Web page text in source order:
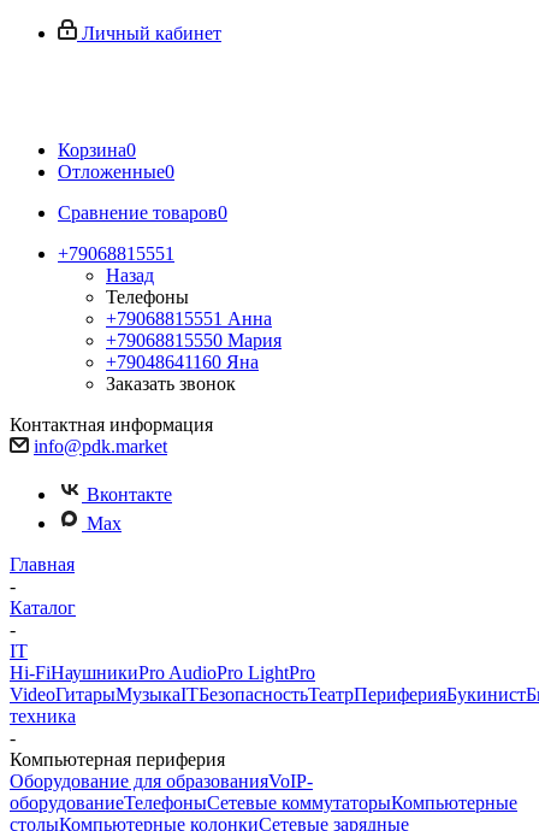
Личный кабинет
Корзина0
Отложенные0
Сравнение товаров0
+79068815551
Назад
Телефоны
+79068815551 Анна
+79068815550 Мария
+79048641160 Яна
Заказать звонок
Контактная информация
info@pdk.market
Вконтакте
Max
Главная
-
Каталог
-
IT
Hi-FiНаушникиPro AudioPro LightPro
VideoГитарыМузыкаITБезопасностьТеатрПериферияБукинист
техника
-
Компьютерная периферия
Оборудование для образованияVoIP-
оборудованиеТелефоныСетевые коммутаторыКомпьютерные
столыКомпьютерные колонкиСетевые зарядные